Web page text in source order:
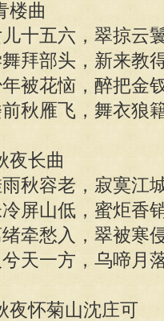
楼曲
十五六，翠掠云
拜部头，新来教
被花恼，醉把金
秋雁飞，舞衣狼
夜长曲
秋容老，寂寞江
屏山低，蜜炬香
牵愁入，翠被寒
天一方，乌啼月
夜怀菊山沈庄可